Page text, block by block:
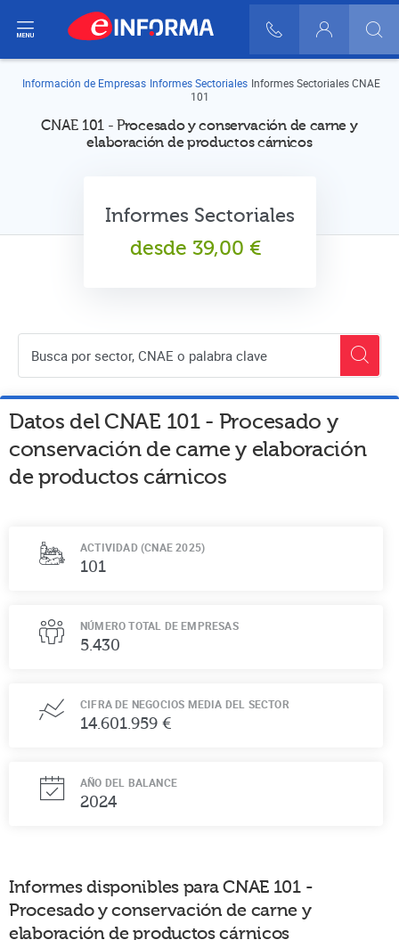
900 10 30 20
Login
Información de Empresas Informes Sectoriales Informes Sectoriales CNAE
101
CNAE 101 - Procesado y conservación de carne y
elaboración de productos cárnicos
Informes Sectoriales
desde 39,00 €
Datos del CNAE 101- Procesado y
conservación de carne y elaboración
de productos cárnicos
ACTIVIDAD (CNAE 2025)
101
NÚMERO TOTAL DE EMPRESAS
5.430
CIFRA DE NEGOCIOS MEDIA DEL SECTOR
14.601.959 €
AÑO DEL BALANCE
2024
Informes disponibles para CNAE 101 -
Procesado y conservación de carne y
elaboración de productos cárnicos